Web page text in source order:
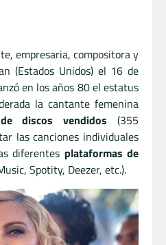
empresaria, compositora y
(Estados Unidos) el 16 de
en los años 80 el estatus
la cantante femenina
discos vendidos (355
las canciones individuales
diferentes plataformas de
Spotity, Deezer, etc.).